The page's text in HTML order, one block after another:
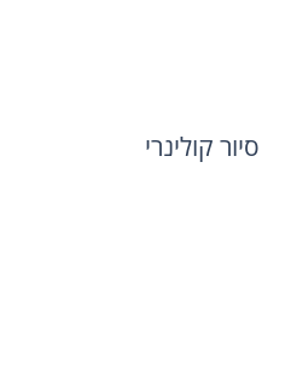
סיור קולינרי